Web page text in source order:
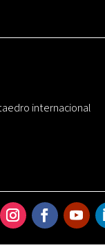
internacional